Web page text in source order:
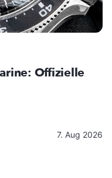
Offizielle
7. Aug 2026